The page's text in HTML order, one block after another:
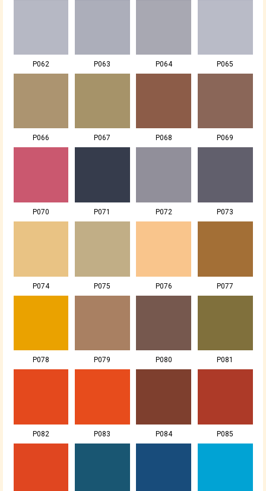
P062 P063 P064 P065
P066 P067 P068 P069
P070 P071 P072 P073
P074 P075 P076 P077
P078 P079 P080 P081
P082 P083 P084 P085